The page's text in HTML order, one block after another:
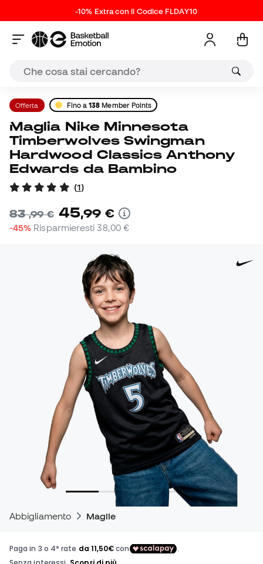
-10% Extra con il Codice FLDAY10
Offerta Fino a138 Member Points
Maglia Nike Minnesota
Timberwolves Swingman
Hardwood Classics Anthony
Edwards da Bambino
(1)
83,99 € 45,99 €
-45% Risparmieresti38,00 €
Abbigliamento Maglie